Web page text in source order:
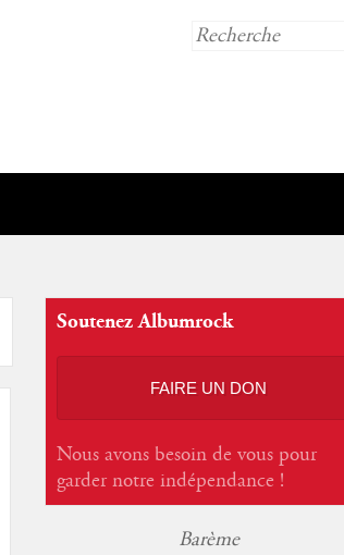
Soutenez Albumrock
FAIRE UN DON
Nous avons besoin de vous pour
garder notre indépendance !
Barème